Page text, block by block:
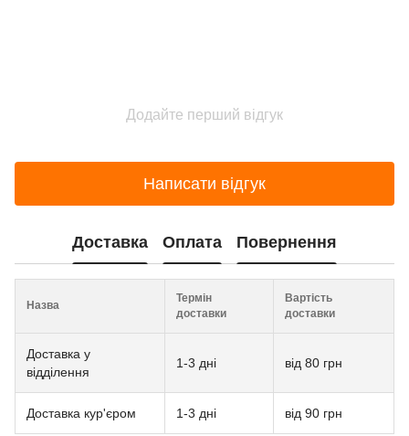
Додайте перший відгук
Написати відгук
Доставка Оплата Повернення
Назва
Термін
доставки
Вартість
доставки
Доставка у
відділення
1-3 дні від 80 грн
Доставка кур'єром 1-3 дні від 90 грн